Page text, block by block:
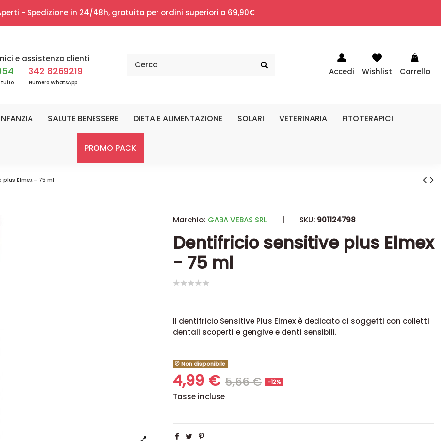
- Spedizione in 24/48h, gratuita per ordini superiori a 69,90€
e assistenza clienti
342 8269219
Numero WhatsApp
Accedi Wishlist Carrello
SALUTE BENESSERE DIETA E ALIMENTAZIONE SOLARI VETERINARIA FITOTERAPICI
PROMO PACK
Elmex - 75 ml
Marchio: GABA VEBAS SRL | SKU: 901124798
Dentifricio sensitive plus Elmex
- 75 ml
Il dentifricio Sensitive Plus Elmexè dedicato ai soggetti con colletti
dentali scoperti e gengive e denti sensibili.
Non disponibile
4,99 € 5,66 € -12%
Tasse incluse